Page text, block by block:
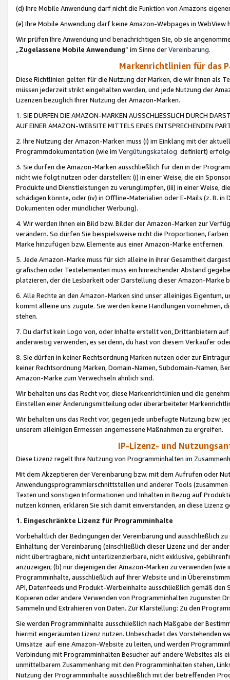
(d) Ihre Mobile Anwendung darf nicht die Funktion von Amazons
(e) Ihre Mobile Anwendung darf keine Amazon-Webpages in WebView
Wir prüfen Ihre Anwendung und benachrichtigen Sie, ob sie
„Zugelassene Mobile Anwendung“ im Sinne derVereinbarung.
Markenrichtlinien für das
Diese Richtlinien gelten für die Nutzung der Marken, die wir Ihnen als
müssen jederzeit strikt eingehalten werden, und jede Nutzung der
Lizenzen bezüglich Ihrer Nutzung der Amazon-Marken.
1. SIE DÜRFEN DIE AMAZON-MARKEN AUSSCHLIESSLICH DURCH
AUF EINER AMAZON-WEBSITE MITTELS EINES ENTSPRECHENDEN
2. Ihre Nutzung der Amazon-Marken muss (i) im Einklang mit der
Programmdokumentation (wie im Vergütungskatalog definiert)
3. Sie dürfen die Amazon-Marken ausschließlich für den in der
nicht wie folgt nutzen oder darstellen: (i) in einer Weise, die ein
Produkte und Dienstleistungen zu verunglimpfen, (iii) in einer Weise,
schädigen könnte, oder (iv) in Offline-Materialien oder E-Mails (z. B. in
Dokumenten oder mündlicher Werbung).
4. Wir werden Ihnen ein Bild bzw. Bilder der Amazon-Marken zur
verändern. So dürfen Sie beispielsweise nicht die Proportionen,
Marke hinzufügen bzw. Elemente aus einer Amazon-Marke entfernen.
5. Jede Amazon-Marke muss für sich alleine in ihrer Gesamtheit
grafischen oder Textelementen muss ein hinreichender Abstand
platzieren, der die Lesbarkeit oder Darstellung dieser Amazon-Marke
6. Alle Rechte an den Amazon-Marken sind unser alleiniges
kommt alleine uns zugute. Sie werden keine Handlungen vornehmen,
stehen.
7. Du darfst kein Logo von, oder Inhalte erstellt von,Drittanbietern auf
anderweitig verwenden, es sei denn, du hast von diesem Verkäufer
8. Sie dürfen in keiner Rechtsordnung Marken nutzen oder zur
keiner Rechtsordnung Marken, Domain-Namen, Subdomain-Namen,
Amazon-Marke zum Verwechseln ähnlich sind.
Wir behalten uns das Recht vor, diese Markenrichtlinien und die
Einstellen einer Änderungsmitteilung oder überarbeiteter
Wir behalten uns das Recht vor, gegen jede unbefugte Nutzung bzw.
unserem alleinigen Ermessen angemessene Maßnahmen zu ergreifen.
IP-Lizenz- und
Diese Lizenz regelt Ihre Nutzung von Programminhalten im
Mit dem Akzeptieren der Vereinbarung bzw. mit dem Aufrufen oder
Anwendungsprogrammierschnittstellen und anderer Tools (zusammen
Texten und sonstigen Informationen und Inhalten in Bezug auf
nutzen können, erklären Sie sich damit einverstanden, an diese Lizenz
1. Eingeschränkte Lizenz für Programminhalte
Vorbehaltlich der Bedingungen der Vereinbarung und ausschließlich
Einhaltung der Vereinbarung (einschließlich dieser Lizenz und der
nicht übertragbare, nicht unterlizenzierbare, nicht exklusive,
anzuzeigen; (b) nur diejenigen der Amazon-Marken zu verwenden
Programminhalte, ausschließlich auf Ihrer Website und in
API, Datenfeeds und Produkt-Werbeinhalte ausschließlich gemäß
Kopieren oder andere Verwenden von Programminhalten zugunsten
Sammeln und Extrahieren von Daten. Zur Klarstellung: Zu den
Sie werden Programminhalte ausschließlich nach Maßgabe der
hiermit eingeräumten Lizenz nutzen. Unbeschadet des Vorstehenden
Umsätze auf eine Amazon-Website zu leiten, und werden
Verbindung mit Programminhalten Besucher auf andere Websites als
unmittelbarem Zusammenhang mit den Programminhalten stehen,
Nutzung der Programminhalte ausschließlich mit der betreffenden